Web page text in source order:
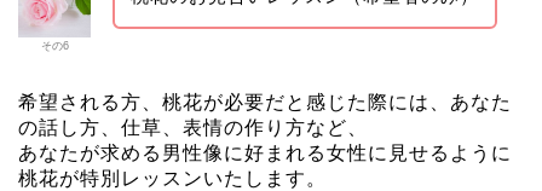
その6
希望される方、桃花が必要だと感じた際には、あなた
の話し方、仕草、表情の作り方など、
あなたが求める男性像に好まれる女性に見せるように
桃花が特別レッスンいたします。